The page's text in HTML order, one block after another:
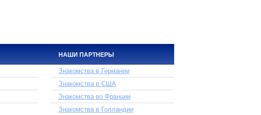
НАШИ ПАРТНЕРЫ
Знакомства в Германии
Знакомства в США
Знакомства во Франции
Знакомства в Голландии